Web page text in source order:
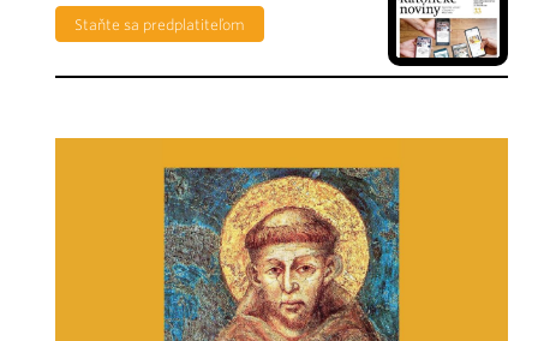
Staňte sa predplatiteľom